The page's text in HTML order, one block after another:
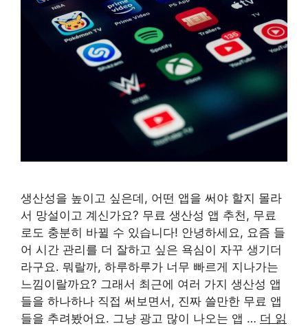
생산성을 높이고 싶은데, 어떤 앱을 써야 할지 몰라
서 망설이고 계신가요? 무료 생산성 앱 추천, 무료
로도 충분히 바뀔 수 있습니다! 안녕하세요, 요즘 들
어 시간 관리를 더 잘하고 싶은 욕심이 자꾸 생기더
라구요. 뭐랄까, 하루하루가 너무 빠르게 지나가는
느낌이랄까요? 그래서 최근에 여러 가지 생산성 앱
들을 하나하나 직접 써보면서, 진짜 쓸만한 무료 앱
들을 추려봤어요. 그냥 광고 많이 나오는 앱 … 더 읽